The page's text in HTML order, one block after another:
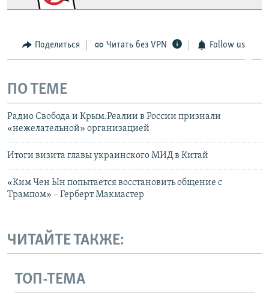
Поделиться Читать без VPN Follow us
ПО ТЕМЕ
Радио Свобода и Крым.Реалии в России признали
«нежелательной» организацией
Итоги визита главы украинского МИД в Китай
«Ким Чен Ын попытается восстановить общение с
Трампом» – Герберт Макмастер
ЧИТАЙТЕ ТАКЖЕ:
ТОП-ТЕМА